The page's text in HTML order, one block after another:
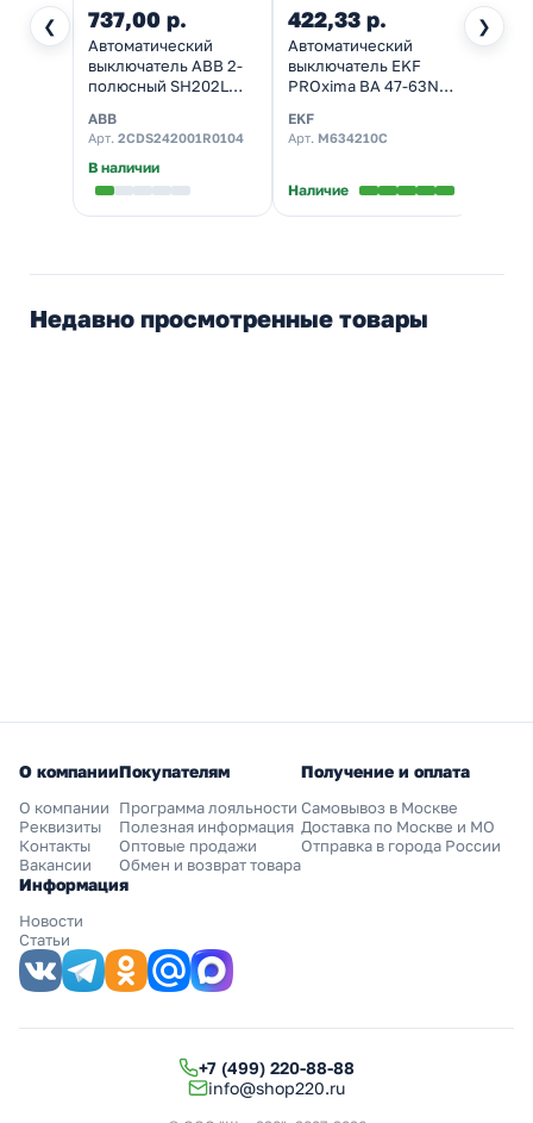
❮ ❯
737,00 р.
Автоматический
выключатель ABB 2-
полюсный SH202L
электрический)
ABB
Арт. 2CDS242001R0104
В наличии
422,33 р.
Автоматический
выключатель EKF
PROxima ВА 47-63N
(автомат
электрический)
EKF
Арт. M634210C
Наличие
Недавно просмотренные товары
О компании
О компании
Реквизиты
Контакты
Вакансии
Покупателям
Программа лояльности
Полезная информация
Оптовые продажи
Обмен и возврат товара
Получение и оплата
Самовывоз в Москве
Доставка по Москве и МО
Отправка в города России
Информация
Новости
Статьи
+7 (499) 220-88-88
info@shop220.ru